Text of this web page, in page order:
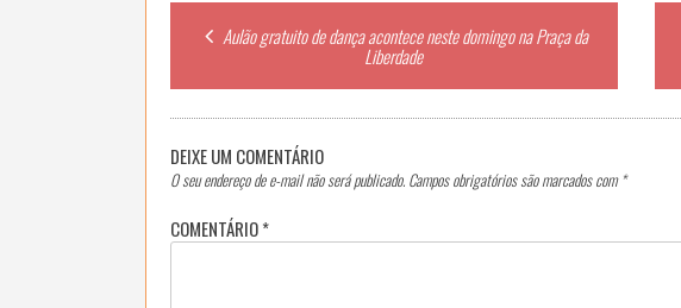
Post
navigation
Aulão gratuito de dança acontece neste domingo na Praça da
Liberdade
DEIXE UM COMENTÁRIO
O seu endereço de e-mail não será publicado. Campos obrigatórios são marcados com*
COMENTÁRIO*